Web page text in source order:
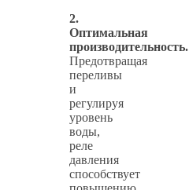
2.
Оптимальная
производительность.
Предотвращая
переливы
и
регулируя
уровень
воды,
реле
давления
способствует